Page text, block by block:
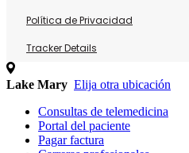
Política de Privacidad
Tracker Details
Lake Mary Elija otra ubicación
Consultas de telemedicina
Portal del paciente
Pagar factura